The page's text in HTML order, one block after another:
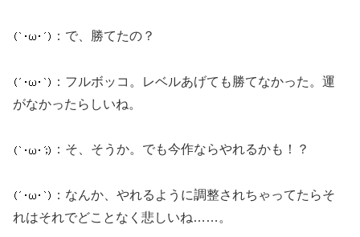
：で、勝てたの？
：フルボッコ。レベルあげても勝てなかった。運
がなかったらしいね。
：そ、そうか。でも今作ならやれるかも！？
：なんか、やれるように調整されちゃってたらそ
れはそれでどことなく悲しいね……。